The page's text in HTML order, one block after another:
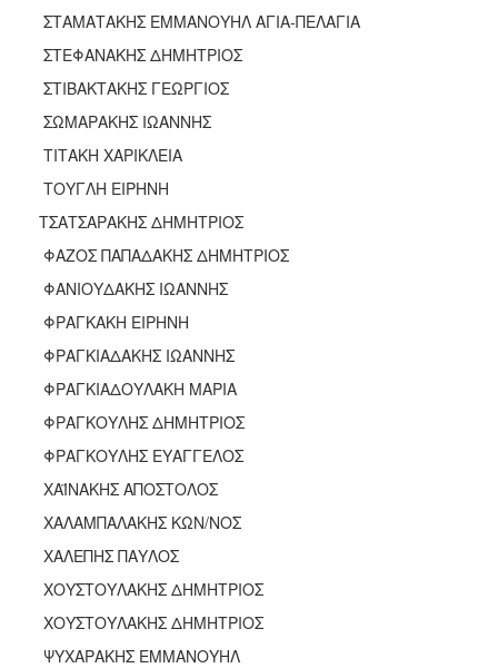
ΣΤΑΜΑΤΑΚΗΣ ΕΜΜΑΝΟΥΗΛ ΑΓΙΑ-ΠΕΛΑΓΙΑ
ΣΤΕΦΑΝΑΚΗΣ ΔΗΜΗΤΡΙΟΣ
ΣΤΙΒΑΚΤΑΚΗΣ ΓΕΩΡΓΙΟΣ
ΣΩΜΑΡΑΚΗΣ ΙΩΑΝΝΗΣ
ΤΙΤΑΚΗ ΧΑΡΙΚΛΕΙΑ
ΤΟΥΓΛΗ ΕΙΡΗΝΗ
ΤΣΑΤΣΑΡΑΚΗΣ ΔΗΜΗΤΡΙΟΣ
ΦΑΖΟΣ ΠΑΠΑΔΑΚΗΣ ΔΗΜΗΤΡΙΟΣ
ΦΑΝΙΟΥΔΑΚΗΣ ΙΩΑΝΝΗΣ
ΦΡΑΓΚΑΚΗ ΕΙΡΗΝΗ
ΦΡΑΓΚΙΑΔΑΚΗΣ ΙΩΑΝΝΗΣ
ΦΡΑΓΚΙΑΔΟΥΛΑΚΗ ΜΑΡΙΑ
ΦΡΑΓΚΟΥΛΗΣ ΔΗΜΗΤΡΙΟΣ
ΦΡΑΓΚΟΥΛΗΣ ΕΥΑΓΓΕΛΟΣ
ΧΑΪΝΑΚΗΣ ΑΠΟΣΤΟΛΟΣ
ΧΑΛΑΜΠΑΛΑΚΗΣ ΚΩΝ/ΝΟΣ
ΧΑΛΕΠΗΣ ΠΑΥΛΟΣ
ΧΟΥΣΤΟΥΛΑΚΗΣ ΔΗΜΗΤΡΙΟΣ
ΧΟΥΣΤΟΥΛΑΚΗΣ ΔΗΜΗΤΡΙΟΣ
ΨΥΧΑΡΑΚΗΣ ΕΜΜΑΝΟΥΗΛ